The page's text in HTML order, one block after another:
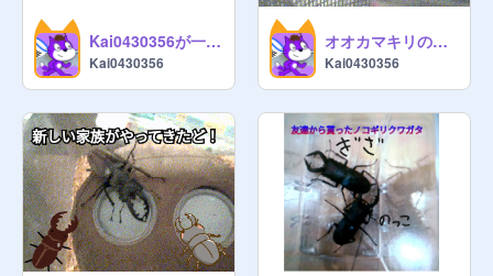
Kai0430356が一番見つけたい＆飼いたい生き物！
Kai0430356
オオカマキリの幼虫はセミを食べるのか？
Kai0430356